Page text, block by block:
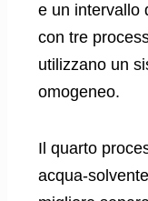
e un intervallo
con tre
utilizzano un
omogeneo.
Il quarto
acqua-